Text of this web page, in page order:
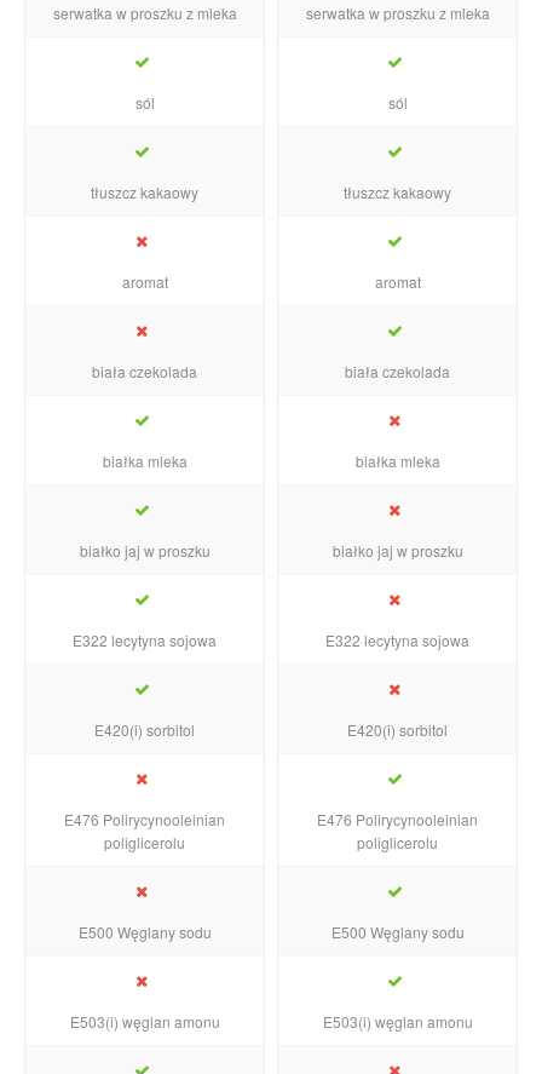
serwatka w proszku z mleka
sól
tłuszcz kakaowy
aromat
biała czekolada
białka mleka
białko jaj w proszku
E322 lecytyna sojowa
E420(i) sorbitol
E476 Polirycynooleinian
poliglicerolu
E500 Węglany sodu
E503(i) węglan amonu
serwatka w proszku z mleka
sól
tłuszcz kakaowy
aromat
biała czekolada
białka mleka
białko jaj w proszku
E322 lecytyna sojowa
E420(i) sorbitol
E476 Polirycynooleinian
poliglicerolu
E500 Węglany sodu
E503(i) węglan amonu